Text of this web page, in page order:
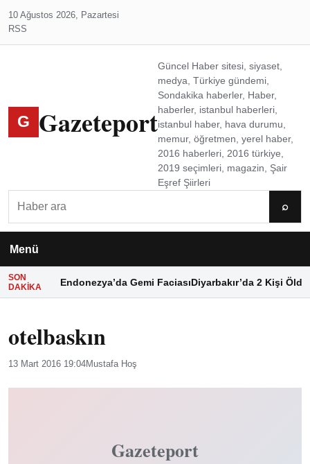
10 Ağustos 2026, Pazartesi
RSS
G Gazeteport
Güncel Haber sitesi, siyaset,
medya, Türkiye gündemi,
Sondakika haberler, Haber,
haberler, istanbul haberleri,
istanbul haber, hava durumu,
memur, öğretmen, yerel haber,
2016 haberleri, 2016 türkiye,
2019 seçimleri, magazin, Şair
Eşref Şiirleri
⌕
Menü
SON
DAKIKA
Endonezya’da Gemi FaciasıDiyarbakır’da 2 Kişi Öldü
otelbaskın
13 Mart 2016 19:04Mustafa Hoş
Gazeteport